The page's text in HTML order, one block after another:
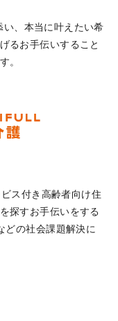
、本当に叶えたい希
るお手伝いすること
。
ス付き高齢者向け住
探すお手伝いをする
どの社会課題解決に